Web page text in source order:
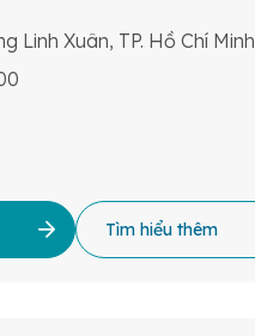
Linh Xuân, TP. Hồ Chí Minh
Tìm hiểu thêm